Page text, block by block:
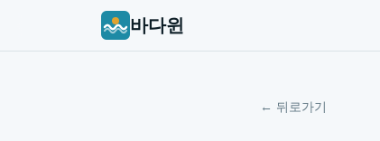
바다윈
← 뒤로가기